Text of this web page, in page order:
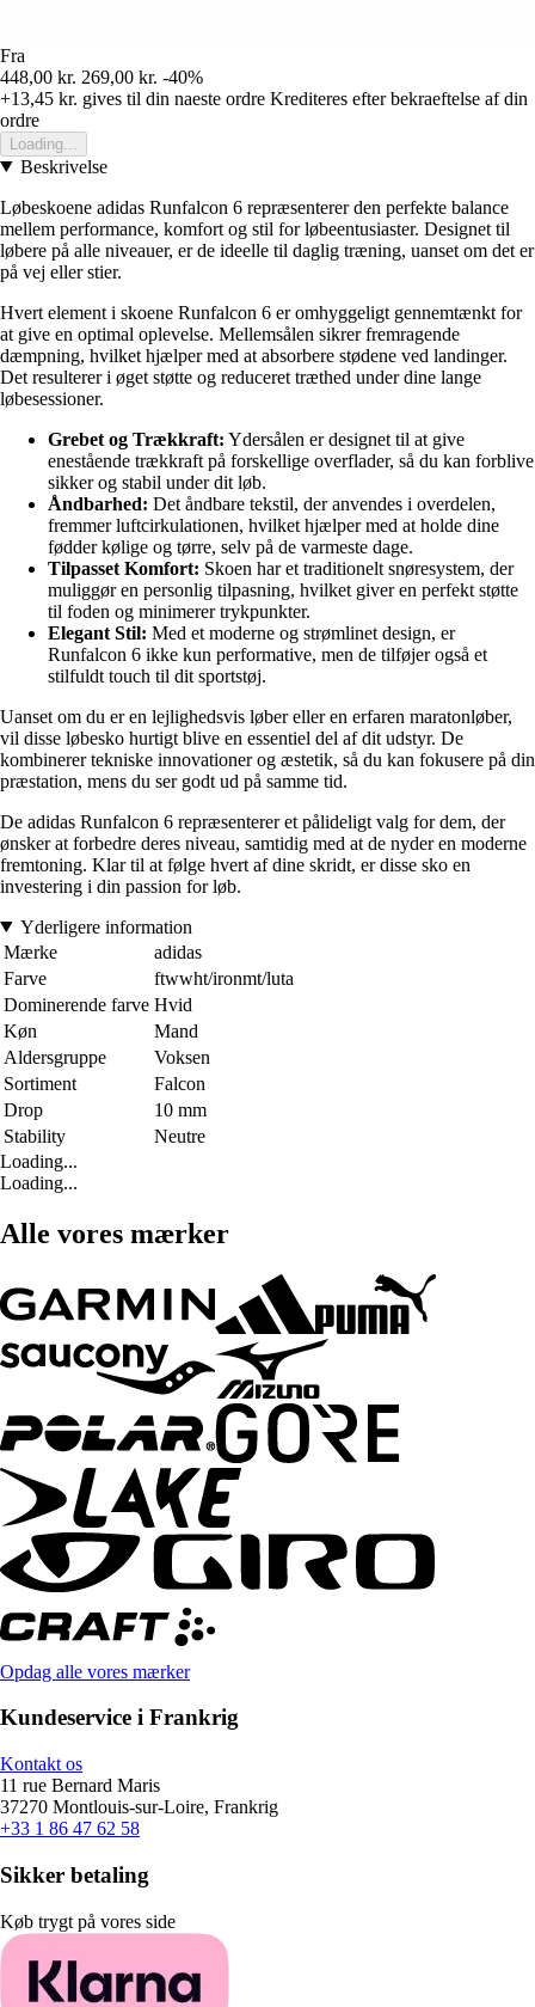
Fra
448,00 kr. 269,00 kr. -40%
+13,45 kr. gives til din naeste ordre Krediteres efter bekraeftelse af din
ordre
Loading...
Beskrivelse
Løbeskoene adidas Runfalcon 6 repræsenterer den perfekte balance
mellem performance, komfort og stil for løbeentusiaster. Designet til
løbere på alle niveauer, er de ideelle til daglig træning, uanset om det er
på vej eller stier.
Hvert element i skoene Runfalcon 6 er omhyggeligt gennemtænkt for
at give en optimal oplevelse. Mellemsålen sikrer fremragende
dæmpning, hvilket hjælper med at absorbere stødene ved landinger.
Det resulterer i øget støtte og reduceret træthed under dine lange
løbesessioner.
Grebet og Trækkraft: Ydersålen er designet til at give
enestående trækkraft på forskellige overflader, så du kan forblive
sikker og stabil under dit løb.
Åndbarhed: Det åndbare tekstil, der anvendes i overdelen,
fremmer luftcirkulationen, hvilket hjælper med at holde dine
fødder kølige og tørre, selv på de varmeste dage.
Tilpasset Komfort: Skoen har et traditionelt snøresystem, der
muliggør en personlig tilpasning, hvilket giver en perfekt støtte
til foden og minimerer trykpunkter.
Elegant Stil: Med et moderne og strømlinet design, er
Runfalcon 6 ikke kun performative, men de tilføjer også et
stilfuldt touch til dit sportstøj.
Uanset om du er en lejlighedsvis løber eller en erfaren maratonløber,
vil disse løbesko hurtigt blive en essentiel del af dit udstyr. De
kombinerer tekniske innovationer og æstetik, så du kan fokusere på din
præstation, mens du ser godt ud på samme tid.
De adidas Runfalcon 6 repræsenterer et pålideligt valg for dem, der
ønsker at forbedre deres niveau, samtidig med at de nyder en moderne
fremtoning. Klar til at følge hvert af dine skridt, er disse sko en
investering i din passion for løb.
Yderligere information
Mærke
adidas
Farve
ftwwht/ironmt/luta
Dominerende farve Hvid
Køn
Mand
Aldersgruppe
Voksen
Sortiment
Falcon
Drop
10 mm
Stability
Neutre
Loading...
Loading...
Alle vores mærker
Opdag alle vores mærker
Kundeservice i Frankrig
Kontakt os
11 rue Bernard Maris
37270 Montlouis-sur-Loire, Frankrig
+33 1 86 47 62 58
Sikker betaling
Køb trygt på vores side